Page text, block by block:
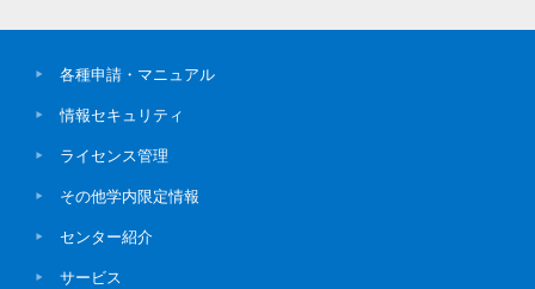
各種申請・マニュアル
情報セキュリティ
ライセンス管理
その他学内限定情報
センター紹介
サービス